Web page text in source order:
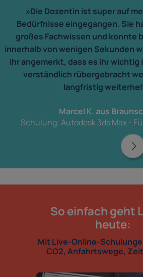
»Die Dozentin ist super auf
Bedürfnisse eingegangen. Sie
großes Fachwissen und konnte
innerhalb von wenigen Sekunden
ihr angemerkt, dass es ihr wichtig
verständlich rübergebracht
langfristig
Marcel K. aus
Schulung: Autodesk 3ds Max -
So einfach geht
heute:
Mit Live-Online-
CO2, Anfahrtswege,